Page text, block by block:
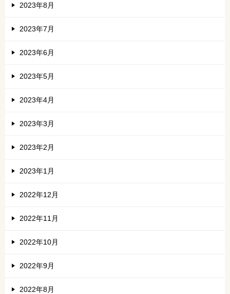
2023年8月
2023年7月
2023年6月
2023年5月
2023年4月
2023年3月
2023年2月
2023年1月
2022年12月
2022年11月
2022年10月
2022年9月
2022年8月